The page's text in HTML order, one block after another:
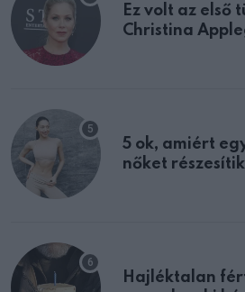
Ez volt az első
Christina
5 ok, amiért
nőket
Hajléktalan